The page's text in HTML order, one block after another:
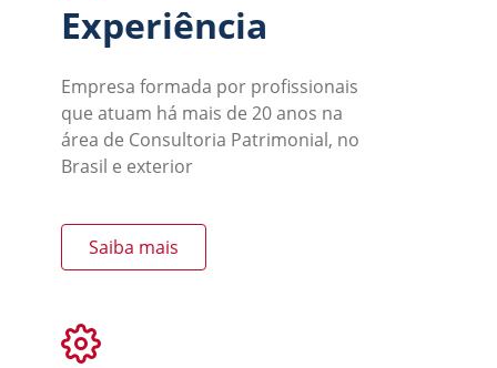
Experiência
Empresa formada por profissionais
que atuam há mais de 20 anos na
área de Consultoria Patrimonial, no
Brasil e exterior
Saiba mais